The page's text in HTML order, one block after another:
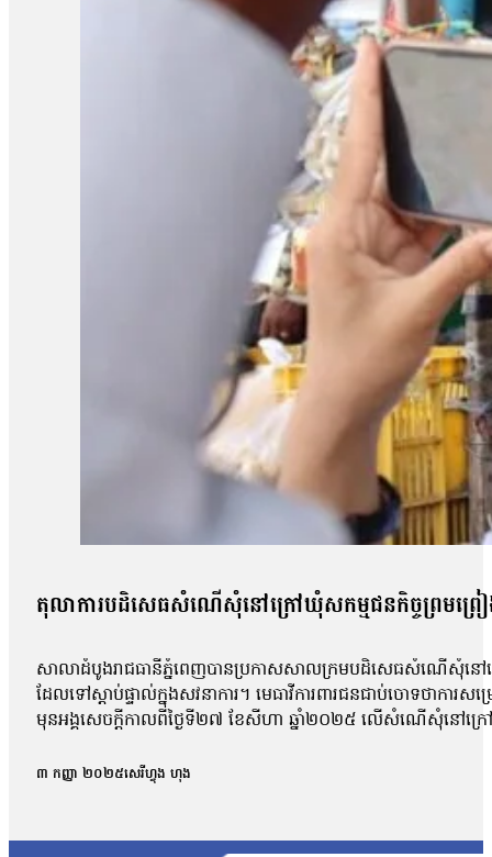
តុលាការបដិសេធសំណើសុំនៅក្រៅឃុំសកម្មជនកិច្ចព្រមព្រ
សាលាដំបូងរាជធានីភ្នំពេញបានប្រកាសសាលក្រមបដិសេធសំណើសុំនៅក្
ដែលទៅស្ដាប់ផ្ទាល់ក្នុងសវនាការ។ មេធាវីការពារជនជាប់ចោទថាកា
មុនអង្គសេចក្ដីកាលពីថ្ងៃទី២៧ ខែសីហា ឆ្នាំ២០២៥ លើសំណើសុំនៅក្រ
កិច្ចព្រមព្រៀងសន្តិភាពក្រុងប៉ារីសគឺលោក សឺន ជុំជួន បានថ្លែងប្រាប់
លោកបន្ថែមថា៖ «យើងនៅតែចាត់ទុកថាជាការប៉ះពាល់ទៅលើសិទ្ធិនៃ
៣ កញ្ញា ២០២៥សេរីហ្វុង ហុង